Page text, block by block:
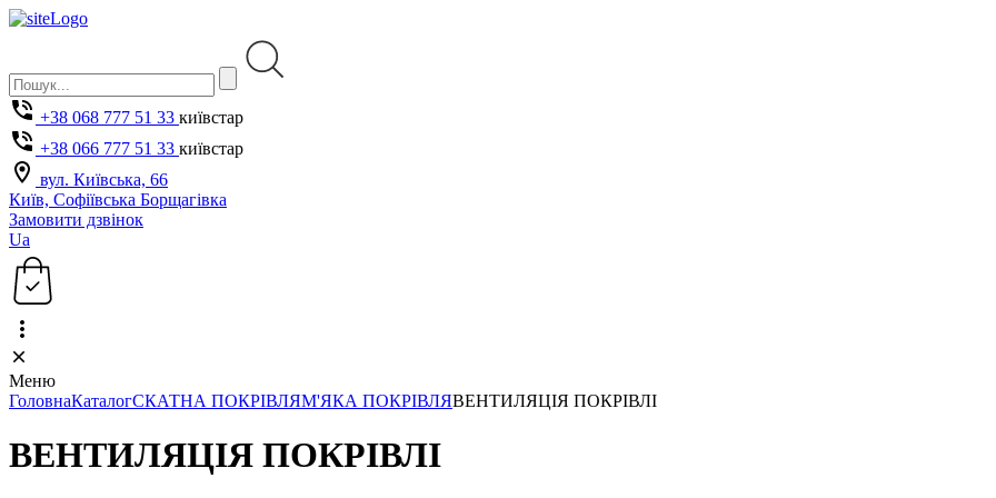
+38 068 777 51 33 київстар
+38 066 777 51 33 київстар
вул. Київська, 66
Київ, Софіївська Борщагівка
Замовити дзвінок
Ua
Меню
ГоловнаКаталогСКАТНА ПОКРІВЛЯМ'ЯКА ПОКРІВЛЯВЕНТИЛЯЦІЯ ПОКРІВЛІ
ВЕНТИЛЯЦІЯ ПОКРІВЛІ